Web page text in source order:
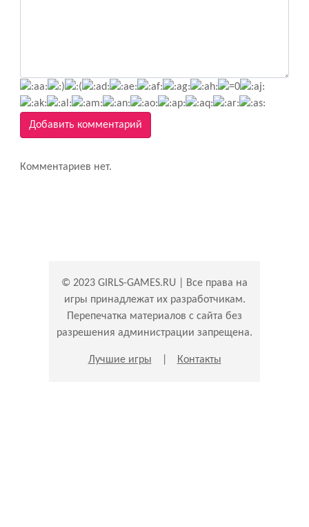
Добавить комментарий
Комментариев нет.
© 2023 GIRLS-GAMES.RU | Все права на
игры принадлежат их разработчикам.
Перепечатка материалов с сайта без
разрешения администрации запрещена.
Лучшие игры Контакты